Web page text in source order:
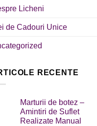
Licheni
de Cadouri Unice
RECENTE
Marturii de botez –
Amintiri de Suflet
Realizate Manual